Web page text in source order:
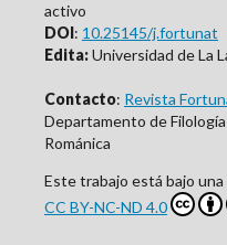
activo
DOI: 10.25145/j.fortunat
Edita:Universidad de La
Contacto: Revista
Departamento de
Románica
Este trabajo está bajo una
CC BY-NC-ND 4.0